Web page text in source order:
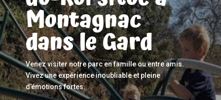
Montagnac
dans le Gard
Venez visiter notre parc en famille ou entre amis.
Vivez une expérience inoubliable et pleine
d’émotions fortes.